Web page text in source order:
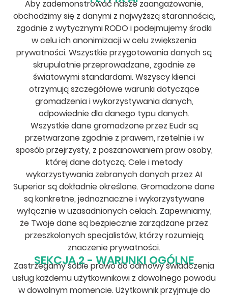
Aby zademonstrować nasze zaangażowanie,
obchodzimy się z danymi z najwyższą starannością,
zgodnie z wytycznymi RODO i podejmujemy środki
w celu ich anonimizacji w celu zwiększenia
prywatności. Wszystkie przygotowania danych są
skrupulatnie przeprowadzane, zgodnie ze
światowymi standardami. Wszyscy klienci
otrzymują szczegółowe warunki dotyczące
gromadzenia i wykorzystywania danych,
odpowiednie dla danego typu danych.
Wszystkie dane gromadzone przez Eudr są
przetwarzane zgodnie z prawem, rzetelnie i w
sposób przejrzysty, z poszanowaniem praw osoby,
której dane dotyczą. Cele i metody
wykorzystywania zebranych danych przez AI
Superior są dokładnie określone. Gromadzone dane
są konkretne, jednoznaczne i wykorzystywane
wyłącznie w uzasadnionych celach. Zapewniamy,
że Twoje dane są bezpiecznie zarządzane przez
przeszkolonych specjalistów, którzy rozumieją
znaczenie prywatności.
SEKCJA 2 - WARUNKI OGÓLNE
Zastrzegamy sobie prawo do odmowy świadczenia
usług każdemu użytkownikowi z dowolnego powodu
w dowolnym momencie. Użytkownik przyjmuje do